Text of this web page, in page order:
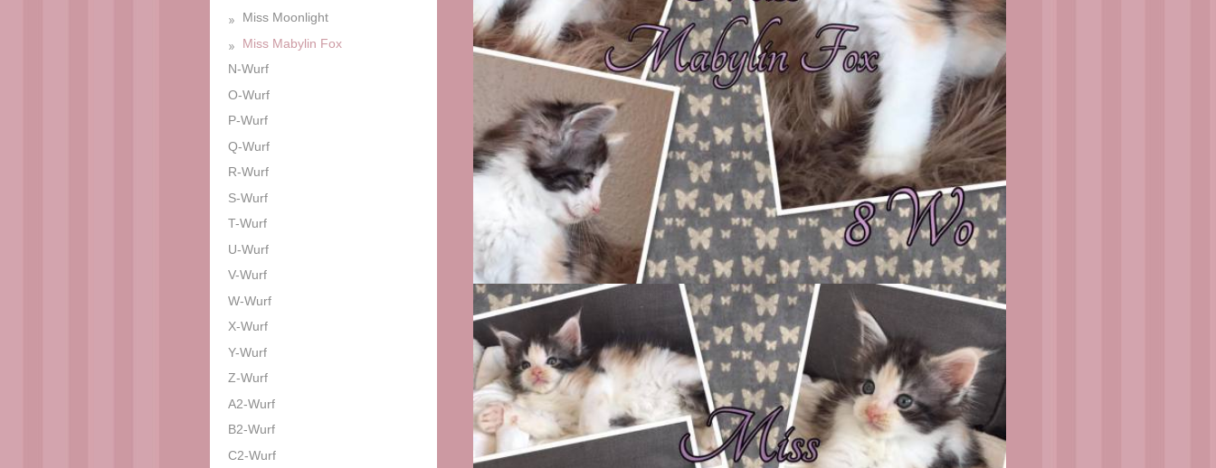
Miss Moonlight
Miss Mabylin Fox
N-Wurf
O-Wurf
P-Wurf
Q-Wurf
R-Wurf
S-Wurf
T-Wurf
U-Wurf
V-Wurf
W-Wurf
X-Wurf
Y-Wurf
Z-Wurf
A2-Wurf
B2-Wurf
C2-Wurf